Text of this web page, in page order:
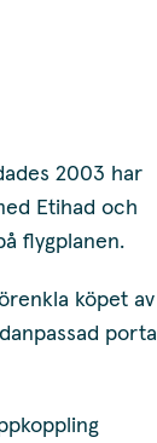
2003 har
Etihad och
flygplanen.
köpet av
portal